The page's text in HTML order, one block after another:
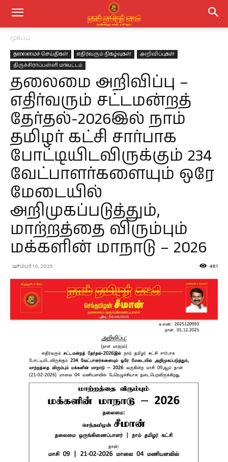
முகப்பு
தலைமைச் செய்திகள் எதிர்வரும் நிகழ்வுகள்
அறிவிப்புகள்
திருச்சிராப்பள்ளி மாவட்டம்
தலைமை அறிவிப்பு –
எதிர்வரும் சட்டமன்றத்
தேர்தல்-2026இல் நாம்
தமிழர் கட்சி சார்பாக
போட்டியிடவிருக்கும் 234
வேட்பாளர்களையும் ஒரே
மேடையில்
அறிமுகப்படுத்தும்,
மாற்றத்தை விரும்பும்
மக்களின் மாநாடு – 2026
டிசம்பர் 10, 2025 481